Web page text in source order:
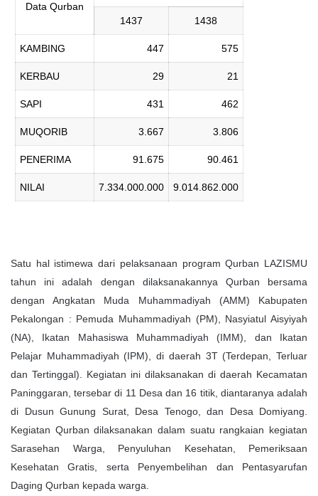
Data Qurban
1437 1438
KAMBING 447 575
KERBAU 29 21
SAPI 431 462
MUQORIB 3.667 3.806
PENERIMA 91.675 90.461
NILAI 7.334.000.000 9.014.862.000
Satu hal istimewa dari pelaksanaan program Qurban LAZISMU
tahun ini adalah dengan dilaksanakannya Qurban bersama
dengan Angkatan Muda Muhammadiyah (AMM) Kabupaten
Pekalongan : Pemuda Muhammadiyah (PM), Nasyiatul Aisyiyah
(NA), Ikatan Mahasiswa Muhammadiyah (IMM), dan Ikatan
Pelajar Muhammadiyah (IPM), di daerah 3T (Terdepan, Terluar
dan Tertinggal). Kegiatan ini dilaksanakan di daerah Kecamatan
Paninggaran, tersebar di 11 Desa dan 16 titik, diantaranya adalah
di Dusun Gunung Surat, Desa Tenogo, dan Desa Domiyang.
Kegiatan Qurban dilaksanakan dalam suatu rangkaian kegiatan
Sarasehan Warga, Penyuluhan Kesehatan, Pemeriksaan
Kesehatan Gratis, serta Penyembelihan dan Pentasyarufan
Daging Qurban kepada warga.